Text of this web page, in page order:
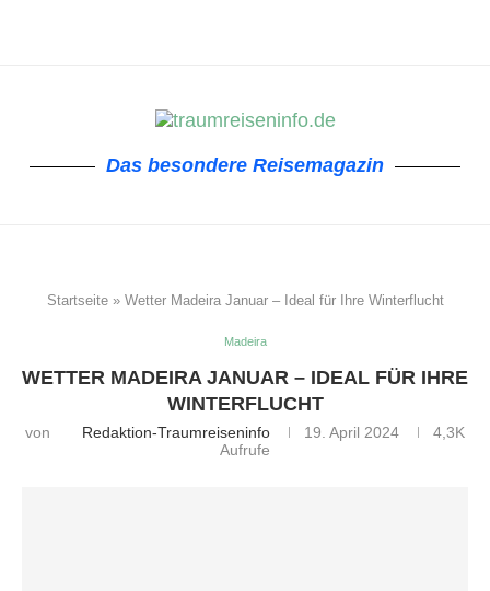
Das besondere Reisemagazin
Startseite» Wetter Madeira Januar – Ideal für Ihre Winterflucht
Madeira
WETTER MADEIRA JANUAR – IDEAL FÜR IHRE
WINTERFLUCHT
von Redaktion-Traumreiseninfo 19. April 2024
4,3K
Aufrufe